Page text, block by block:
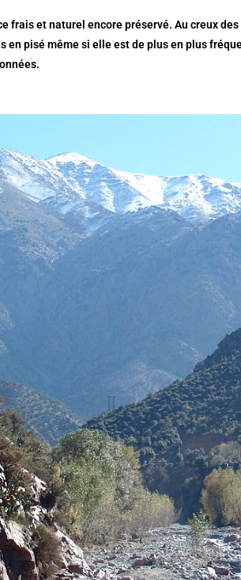
frais et naturel encore préservé. Au creux
en pisé même si elle est de plus en plus